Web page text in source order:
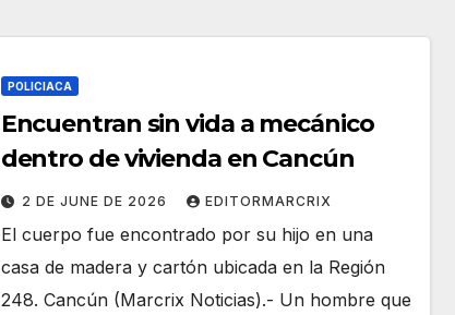
POLICIACA
Encuentran sin vida a mecánico
dentro de vivienda en Cancún
2 DE JUNE DE 2026 EDITORMARCRIX
El cuerpo fue encontrado por su hijo en una
casa de madera y cartón ubicada en la Región
248. Cancún (Marcrix Noticias).- Un hombre que